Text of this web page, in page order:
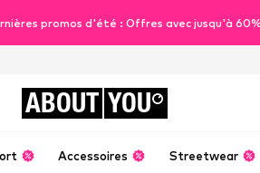
promos d'été : Offres avec jusqu'à
ABOUT YOU
Accessoires Streetwear